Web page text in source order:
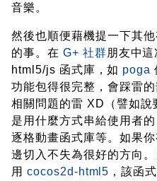
音樂。
然後也順便藉機提一下其
的事。在 G+ 社群朋友中
html5/js 函式庫，如 poga
功能包得很完整，會踩雷
相關問題的雷 XD（譬如說
是用什麼方式串給使用者
逐格動畫函式庫等。如果
邊切入不失為很好的方向。
用 cocos2d-html5 ，該函